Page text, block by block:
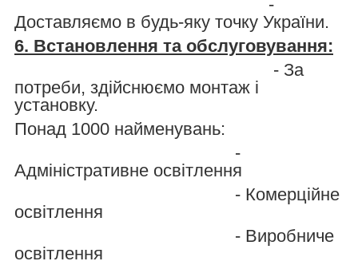
-
Доставляємо в будь-яку точку України.
6. Встановлення та обслуговування:
- За
потреби, здійснюємо монтаж і
установку.
Понад 1000 найменувань:
-
Адміністративне освітлення
- Комерційне
освітлення
- Виробниче
освітлення